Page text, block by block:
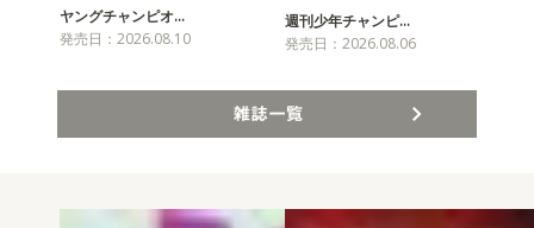
ヤングチャンピオ…
発売日：2026.08.10
週刊少年チャンピ…
発売日：2026.08.06